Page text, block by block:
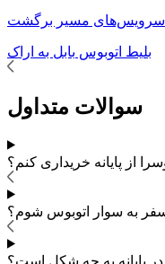
سرویس‌های مسیر برگشت
بلیط اتوبوس بابل به اراک
سوالات متداول
را از پایانه خریداری کنم؟
به سوار اتوبوس شوم؟
در پایانه به چه شکل است؟